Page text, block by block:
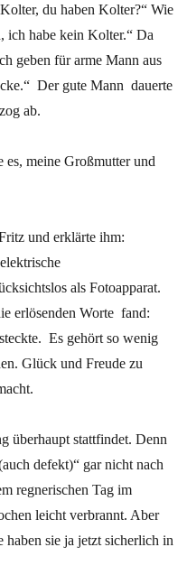
du haben Kolter?“ Wie
ich habe kein Kolter.“ Da
geben für arme Mann aus
Der gute Mann dauerte
ab.
es, meine Großmutter und
und erklärte ihm:
als Fotoapparat.
erlösenden Worte fand:
Es gehört so wenig
Glück und Freude zu
überhaupt stattfindet. Denn
defekt)“ gar nicht nach
regnerischen Tag im
leicht verbrannt. Aber
sie ja jetzt sicherlich in